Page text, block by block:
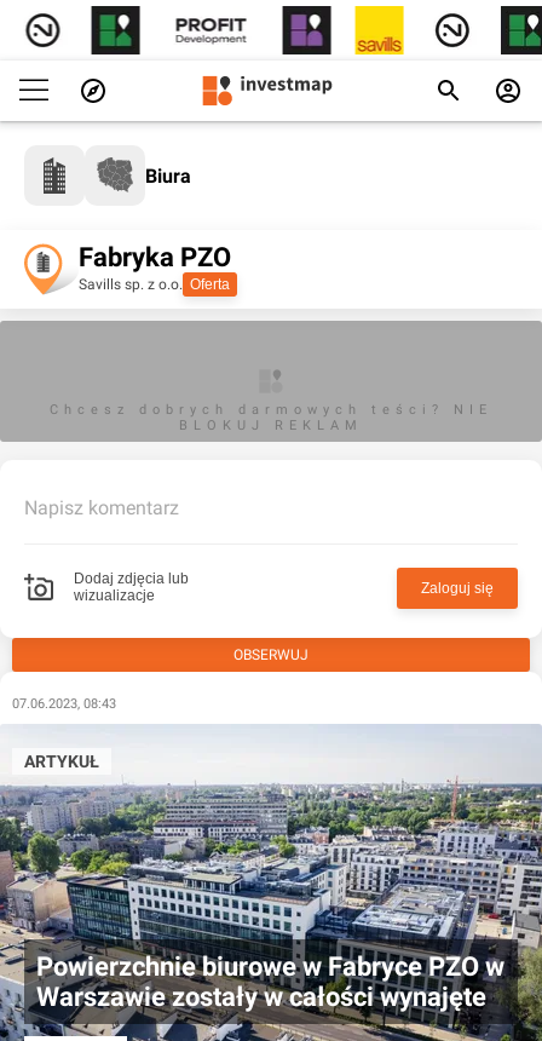
Biura
Fabryka PZO
Savills sp. z o.o. Oferta
Chcesz dobrych darmowych teści? NIE
BLOKUJ REKLAM
Napisz komentarz
Dodaj zdjęcia lub
wizualizacje
Zaloguj się
OBSERWUJ
07.06.2023, 08:43
Powierzchnie biurowe w Fabryce PZO w
Warszawie zostały w całości wynajęte
ARTYKUŁ